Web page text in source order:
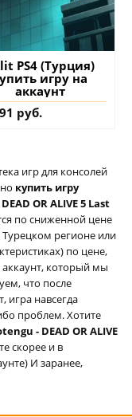
PS4 (Турция)
игру на
аккаунт
руб.
игр для консолей
купить игру
OR ALIVE 5 Last
по сниженной цене
Турецком регионе или
по цене,
который мы
что после
игра навсегда
проблем. Хотите
- DEAD OR ALIVE
скорее и в
И заранее,